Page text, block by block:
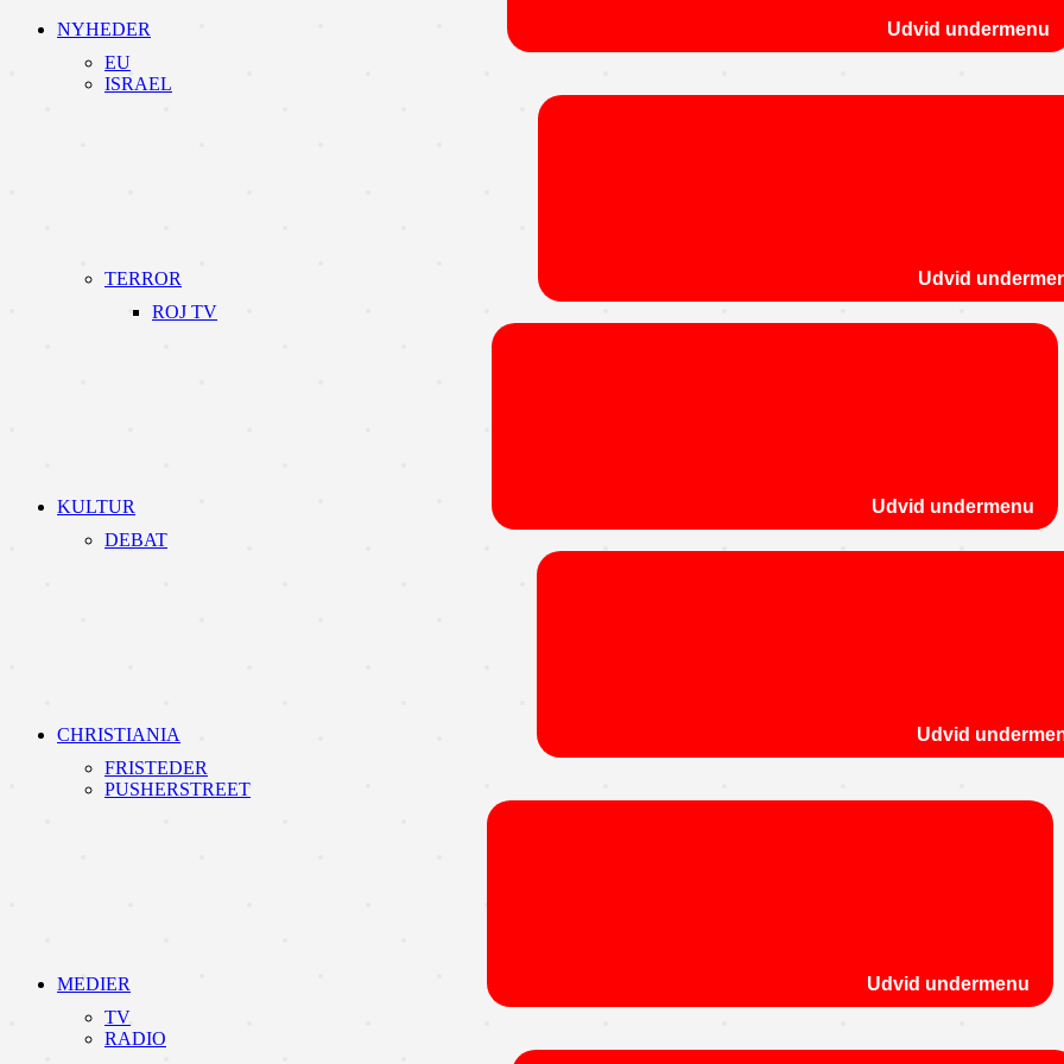
NYHEDER
Udvid undermenu
EU
ISRAEL
TERROR
Udvid
ROJ TV
KULTUR
Udvid undermenu
DEBAT
CHRISTIANIA
Udvid
FRISTEDER
PUSHERSTREET
MEDIER
Udvid undermenu
TV
RADIO